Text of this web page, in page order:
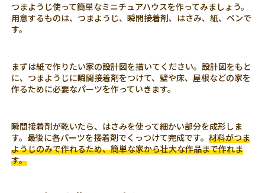
つまようじ使って簡単なミニチュアハウスを作ってみましょう。
用意するものは、つまようじ、瞬間接着剤、はさみ、紙、ペンで
す。
まずは紙で作りたい家の設計図を描いてください。設計図をもと
に、つまようじに瞬間接着剤をつけて、壁や床、屋根などの家を
作るために必要なパーツを作っていきます。
瞬間接着剤が乾いたら、はさみを使って細かい部分を成形しま
す。最後に各パーツを接着剤でくっつけて完成です。材料がつま
ようじのみで作れるため、簡単な家から壮大な作品まで作れま
す。